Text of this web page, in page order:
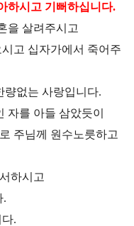
하시고 기뻐하십니다.
을 살려주시고
고 십자가에서 죽어주
량없는 사랑입니다.
자를 아들 삼았듯이
주님께 원수노릇하고
하시고
.
.